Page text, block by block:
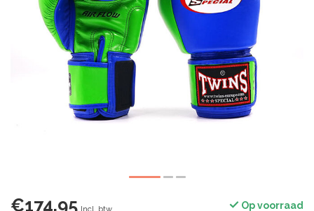
€174,95 Incl. btw Op voorraad